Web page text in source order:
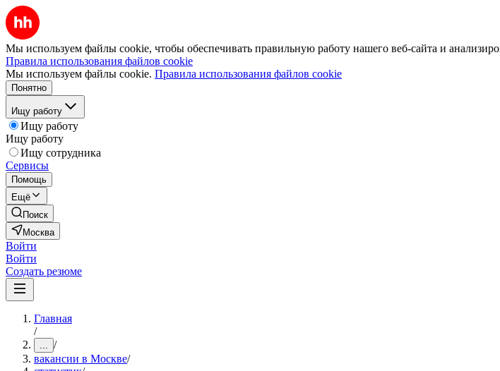
Мы используем файлы cookie, чтобы обеспечивать правильную работу нашего веб-сайта и
Правила использования файлов cookie
Мы используем файлы cookie. Правила использования файлов cookie
Понятно
Ищу работу
Ищу работу
Ищу работу
Ищу сотрудника
Сервисы
Помощь
Ещё
Поиск
Москва
Войти
Войти
Создать резюме
Главная
/
... /
вакансии в Москве/